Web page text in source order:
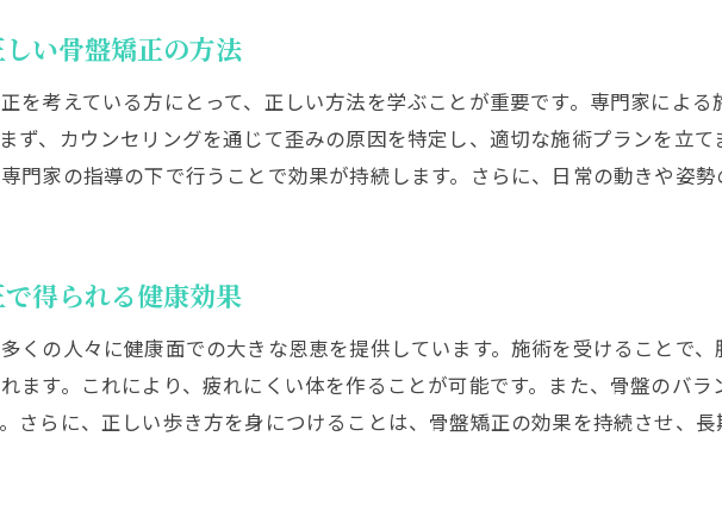
歩行改善が心身の健康に与える影響
日常生活における歩行習慣の具体例
瑞穂市の住民が実践する健康的なライフスタ
瑞穂市での骨盤矯正の最新動向
地域密着型の骨盤矯正プログラム紹介
い骨盤矯正の方法
を考えている方にとって、正しい方法を学ぶことが重要です。専門家によ
ず、カウンセリングを通じて歪みの原因を特定し、適切な施術プランを立
門家の指導の下で行うことで効果が持続します。さらに、日常の動きや姿
得られる健康効果
くの人々に健康面での大きな恩恵を提供しています。施術を受けることで
ます。これにより、疲れにくい体を作ることが可能です。また、骨盤のバ
さらに、正しい歩き方を身につけることは、骨盤矯正の効果を持続させ、長